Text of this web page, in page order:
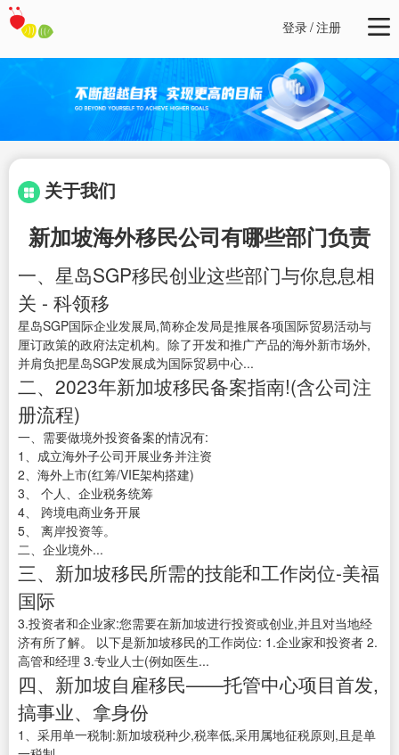
登录/注册
关于我们
新加坡海外移民公司有哪些部门负责
一、星岛SGP移民创业这些部门与你息息相
关 - 科领移
星岛SGP国际企业发展局,简称企发局是推展各项国际贸易活动与
厘订政策的政府法定机构。除了开发和推广产品的海外新市场外,
并肩负把星岛SGP发展成为国际贸易中心...
二、2023年新加坡移民备案指南!(含公司注
册流程)
一、需要做境外投资备案的情况有:
1、成立海外子公司开展业务并注资
2、海外上市(红筹/VIE架构搭建)
3、 个人、企业税务统筹
4、 跨境电商业务开展
5、 离岸投资等。
二、企业境外...
三、新加坡移民所需的技能和工作岗位-美福
国际
3.投资者和企业家:您需要在新加坡进行投资或创业,并且对当地经
济有所了解。 以下是新加坡移民的工作岗位: 1.企业家和投资者 2.
高管和经理 3.专业人士(例如医生...
四、新加坡自雇移民——托管中心项目首发,
搞事业、拿身份
1、采用单一税制:新加坡税种少,税率低,采用属地征税原则,且是单